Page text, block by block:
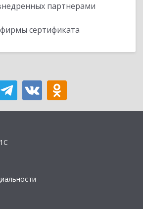
партнерами
сертификата